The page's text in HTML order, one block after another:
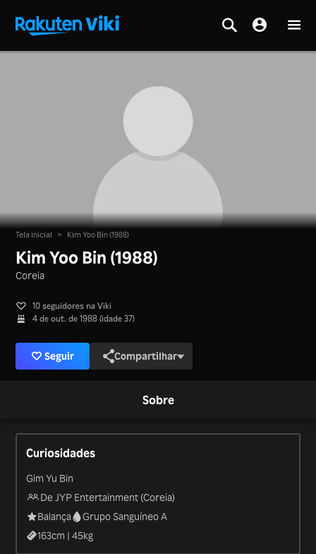
Tela inicial > Kim Yoo Bin (1988)
Kim Yoo Bin (1988)
Coreia
10 seguidores na Viki
4 de out. de 1988 (idade 37)
Seguir Compartilhar
Sobre
Curiosidades
Gim Yu Bin
De JYP Entertainment (Coreia)
Balança
Grupo Sanguíneo A
163cm |45kg